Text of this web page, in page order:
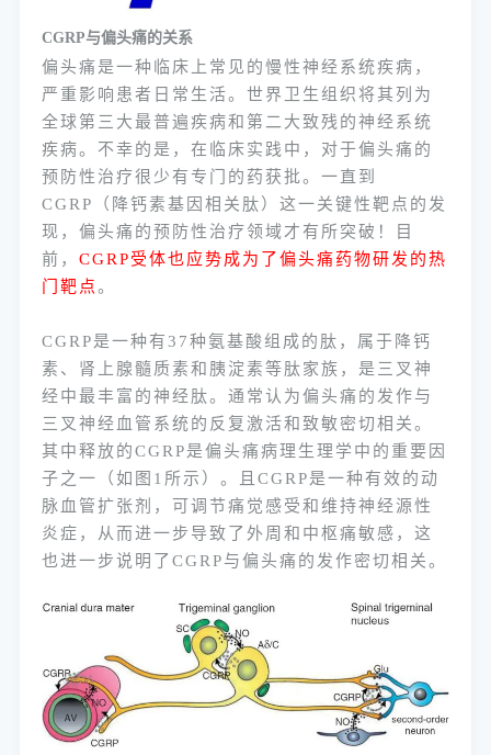
CGRP与偏头痛的关系
偏头痛是一种临床上常见的慢性神经系统疾病，
严重影响患者日常生活。世界卫生组织将其列为
全球第三大最普遍疾病和第二大致残的神经系统
疾病。不幸的是，在临床实践中，对于偏头痛的
预防性治疗很少有专门的药获批。一直到
CGRP（降钙素基因相关肽）这一关键性靶点的发
现，偏头痛的预防性治疗领域才有所突破！目
前， CGRP受体也应势成为了偏头痛药物研发的热
门靶点 。
CGRP是一种有37种氨基酸组成的肽，属于降钙
素、肾上腺髓质素和胰淀素等肽家族，是三叉神
经中最丰富的神经肽。通常认为偏头痛的发作与
三叉神经血管系统的反复激活和致敏密切相关。
其中释放的CGRP是偏头痛病理生理学中的重要因
子之一（如图1所示）。且CGRP是一种有效的动
脉血管扩张剂，可调节痛觉感受和维持神经源性
炎症，从而进一步导致了外周和中枢痛敏感，这
也进一步说明了CGRP与偏头痛的发作密切相关。